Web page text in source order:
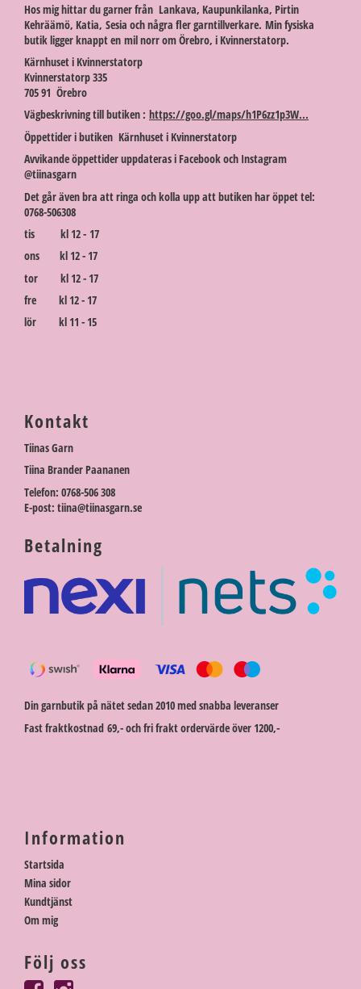
Hos mig hittar du garner från Lankava, Kaupunkilanka, Pirtin
Kehräämö, Katia, Sesia och några fler garntillverkare. Min fysiska
butik ligger knappt en mil norr om Örebro, i Kvinnerstatorp.
Kärnhuset i Kvinnerstatorp
Kvinnerstatorp 335
705 91 Örebro
Vägbeskrivning till butiken : https://goo.gl/maps/h1P6zz1p3W...
Öppettider i butiken Kärnhuset i Kvinnerstatorp
Avvikande öppettider uppdateras i Facebook och Instagram
@tiinasgarn
Det går även bra att ringa och kolla upp att butiken har öppet tel:
0768-506308
tis kl 12 - 17
ons kl 12 - 17
tor kl 12 - 17
fre kl 12 - 17
lör kl 11 - 15
Kontakt
Tiinas Garn
Tiina Brander Paananen
Telefon: 0768-506 308
E-post: tiina@tiinasgarn.se
Betalning
Din garnbutik på nätet sedan 2010 med snabba leveranser
Fast fraktkostnad 69,- och fri frakt ordervärde över 1200,-
Information
Startsida
Mina sidor
Kundtjänst
Om mig
Följ oss